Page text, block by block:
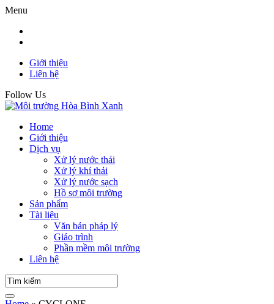
Menu
Giới thiệu
Liên hệ
Follow Us
Home
Giới thiệu
Dịch vụ
Xử lý nước thải
Xử lý khí thải
Xử lý nước sạch
Hồ sơ môi trường
Sản phẩm
Tài liệu
Văn bản pháp lý
Giáo trình
Phần mềm môi trường
Liên hệ